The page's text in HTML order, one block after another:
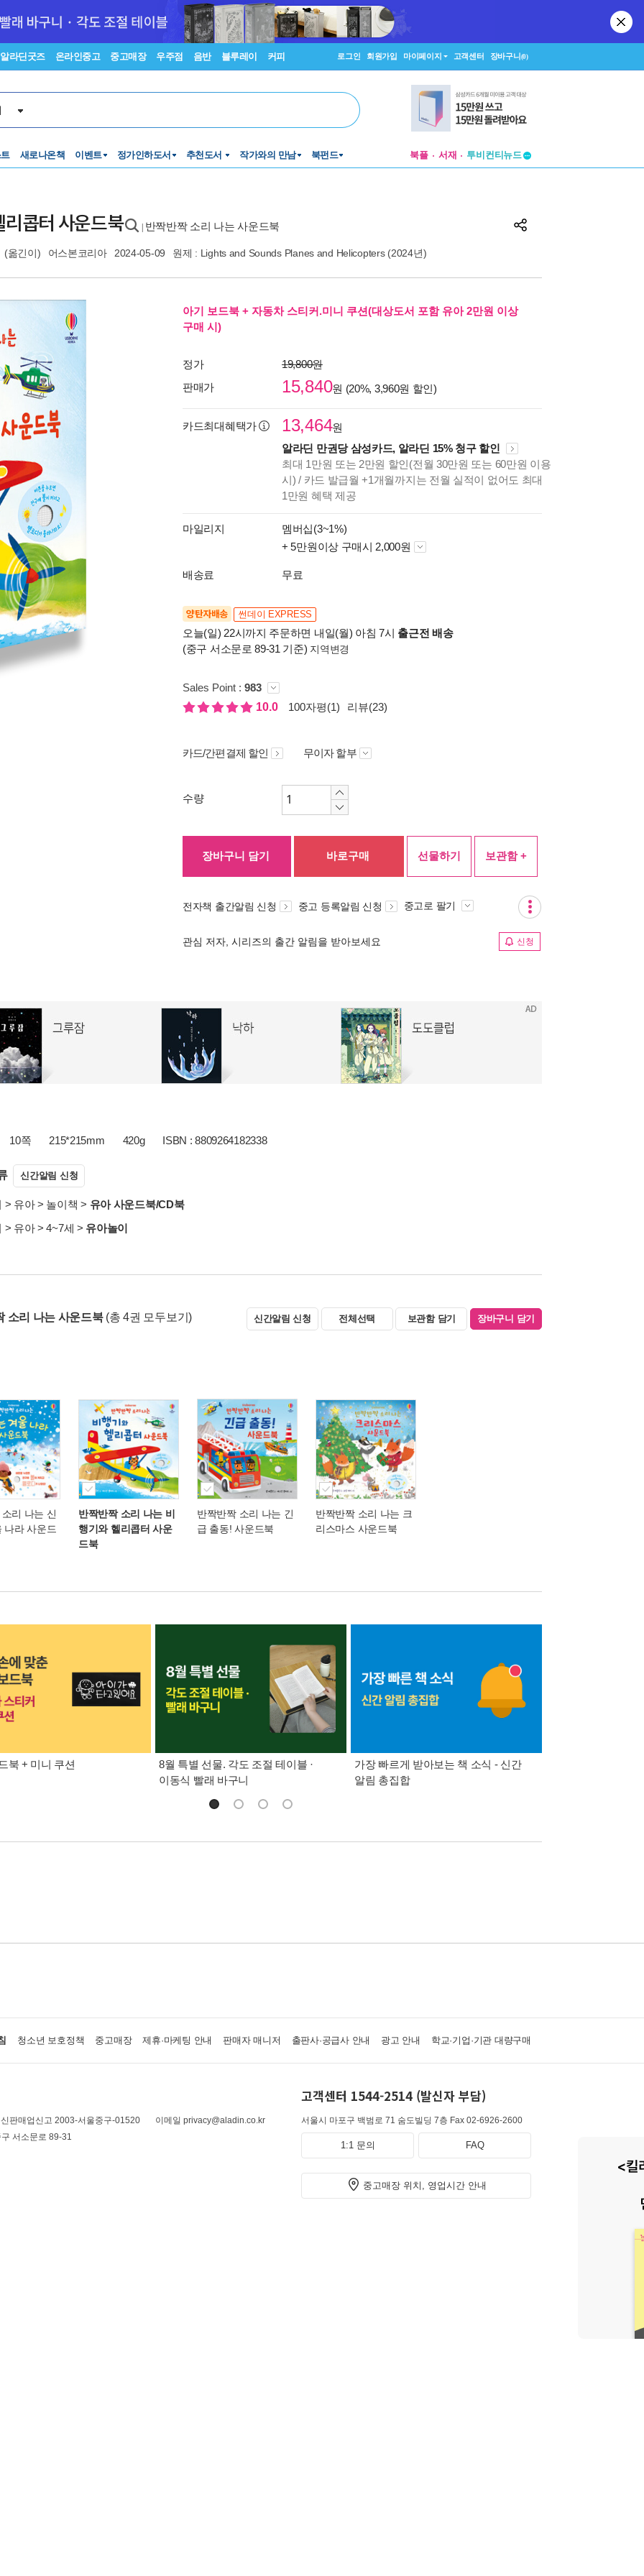
알라딘굿즈 온라인중고 중고매장 우주점 음반 블루레이 커피 로그인 회원가입 마이페이지 고객센터 장바구니(0)
새로나온책 이벤트 정가인하도서 추천도서 작가와의 만남 북펀드 북플 서재
창작플랫폼
콥터 사운드북 반짝반짝 소리 나는 사운드북
(옮긴이) 어스본코리아 2024-05-09 원제 : Lights and Sounds Planes and Helicopters (2024년)
아기 보드북 + 자동차 스티커.미니 쿠션(대상도서 포함 유아 2만원 이상
구매 시)
정가
19,800원
판매가
15,840원 (20%, 3,960원 할인)
카드최대혜택가 13,464원
알라딘 만권당 삼성카드, 알라딘 15% 청구 할인
최대 1만원 또는 2만원 할인(전월 30만원 또는 60만원 이용
시) / 카드 발급월 +1개월까지는 전월 실적이 없어도 최대
1만원 혜택 제공
마일리지
멤버십(3~1%)
+ 5만원이상 구매시 2,000원
배송료 무료
양탄자배송 썬데이 EXPRESS
오늘(일) 22시까지 주문하면 내일(월) 아침 7시 출근전 배송
(중구 서소문로 89-31 기준) 지역변경
Sales Point : 983
10.0
100자평(1) 리뷰(23)
카드/간편결제 할인 무이자 할부
수량
장바구니 담기 바로구매 선물하기 보관함 +
전자책 출간알림 신청 중고 등록알림 신청 중고로 팔기
관심 저자, 시리즈의 출간 알림을 받아보세요 신청
10쪽 215*215mm 420g ISBN : 8809264182338
신간알림 신청
> 유아> 놀이책 > 유아 사운드북/CD북
> 유아>4~7세 > 유아놀이
소리 나는 사운드북 (총 4권 모두보기) 신간알림 신청 전체선택 보관함 담기 장바구니 담기
리 나는 신
나라 사운드
반짝반짝 소리 나는 비
행기와 헬리콥터 사운
드북
반짝반짝 소리 나는 긴
급 출동! 사운드북
반짝반짝 소리 나는 크
리스마스 사운드북
북 + 미니 쿠션
8월 특별 선물. 각도 조절 테이블 ·
이동식 빨래 바구니
가장 빠르게 받아보는 책 소식 - 신간
알림 총집합
청소년 보호정책 중고매장 제휴·마케팅 안내 판매자 매니저 출판사·공급사 안내 광고 안내 학교·기업·기관 대량구매
판매업신고 2003-서울중구-01520
이메일 privacy@aladin.co.kr
서소문로 89-31
고객센터 1544-2514 (발신자 부담)
서울시 마포구 백범로 71 숨도빌딩 7층 Fax 02-6926-2600
1:1 문의 FAQ
중고매장 위치, 영업시간 안내